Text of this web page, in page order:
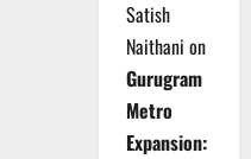
Satish
Naithani on
Gurugram
Metro
Expansion: